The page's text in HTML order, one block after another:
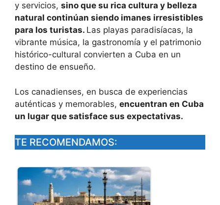
y servicios, sino que su rica cultura y belleza
natural continúan siendo imanes irresistibles
para los turistas. Las playas paradisíacas, la
vibrante música, la gastronomía y el patrimonio
histórico-cultural convierten a Cuba en un
destino de ensueño.
Los canadienses, en busca de experiencias
auténticas y memorables, encuentran en Cuba
un lugar que satisface sus expectativas.
TE RECOMENDAMOS: